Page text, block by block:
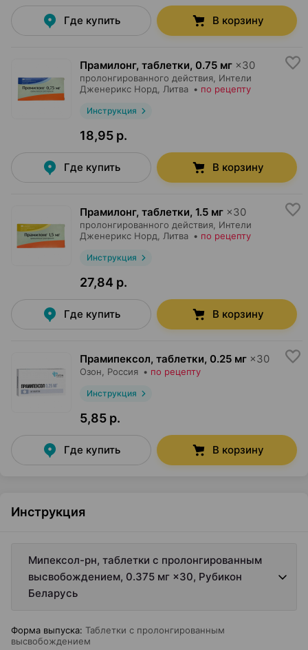
Где купить В корзину
Прамилонг, таблетки, 0.75 мг ×30
пролонгированного действия, Интели
Дженерикс Норд , Литва • по рецепту
Инструкция
18,95 р.
Где купить В корзину
Прамилонг, таблетки, 1.5 мг ×30
пролонгированного действия, Интели
Дженерикс Норд , Литва • по рецепту
Инструкция
27,84 р.
Где купить В корзину
Прамипексол, таблетки, 0.25 мг ×30
Озон , Россия • по рецепту
Инструкция
5,85 р.
Где купить В корзину
Инструкция
Мипексол-рн, таблетки с пролонгированным
высвобождением, 0.375 мг ×30, Рубикон
Беларусь
Форма выпуска: Таблетки с пролонгированным
высвобождением